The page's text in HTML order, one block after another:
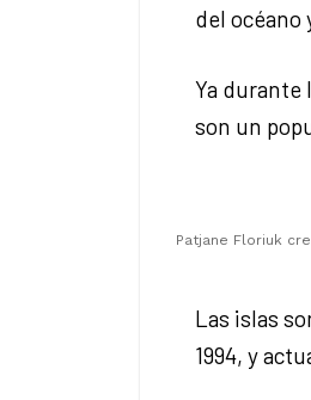
del océano
Ya durante
son un
Patjane Floriuk
Las islas
1994, y